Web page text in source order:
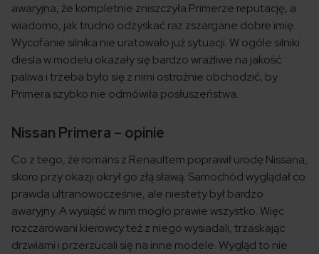
awaryjna, że kompletnie zniszczyła Primerze reputację, a
wiadomo, jak trudno odzyskać raz zszargane dobre imię.
Wycofanie silnika nie uratowało już sytuacji. W ogóle silniki
diesla w modelu okazały się bardzo wrażliwe na jakość
paliwa i trzeba było się z nimi ostrożnie obchodzić, by
Primera szybko nie odmówiła posłuszeństwa.
Nissan Primera – opinie
Co z tego, że romans z Renaultem poprawił urodę Nissana,
skoro przy okazji okrył go złą sławą. Samochód wyglądał co
prawda ultranowocześnie, ale niestety był bardzo
awaryjny. A wysiąść w nim mogło prawie wszystko. Więc
rozczarowani kierowcy też z niego wysiadali, trzaskając
drzwiami i przerzucali się na inne modele. Wygląd to nie